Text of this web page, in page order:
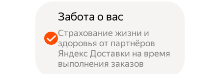
Забота о вас
Страхование жизни и
здоровья от партнёров
Яндекс Доставки на время
выполнения заказов